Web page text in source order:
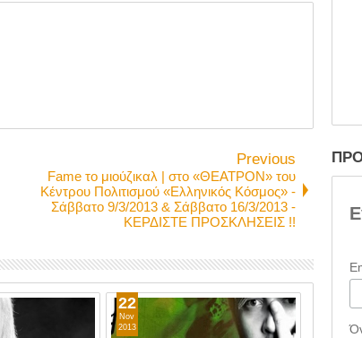
Previous
Fame το μιούζικαλ | στο «ΘΕΑΤΡΟΝ» του
Κέντρου Πολιτισμού «Ελληνικός Κόσμος» -
Σάββατο 9/3/2013 & Σάββατο 16/3/2013 -
ΚΕΡΔΙΣΤΕ ΠΡΟΣΚΛΗΣΕΙΣ !!
22
Nov
2013